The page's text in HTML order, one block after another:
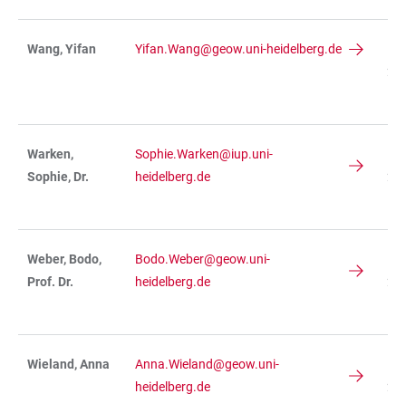
Wang, Yifan Yifan.Wang@geow.uni-heidelberg.de
Warken,
Sophie, Dr.
Sophie.Warken@iup.uni-
heidelberg.de
Weber, Bodo,
Prof. Dr.
Bodo.Weber@geow.uni-
heidelberg.de
Wieland, Anna
Anna.Wieland@geow.uni-
heidelberg.de